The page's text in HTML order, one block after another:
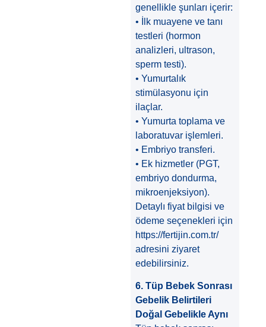
genellikle şunları içerir:
• İlk muayene ve tanı
testleri (hormon
analizleri, ultrason,
sperm testi).
• Yumurtalık
stimülasyonu için
ilaçlar.
• Yumurta toplama ve
laboratuvar işlemleri.
• Embriyo transferi.
• Ek hizmetler (PGT,
embriyo dondurma,
mikroenjeksiyon).
Detaylı fiyat bilgisi ve
ödeme seçenekleri için
https://fertijin.com.tr/
adresini ziyaret
edebilirsiniz.
6. Tüp Bebek Sonrası
Gebelik Belirtileri
Doğal Gebelikle Aynı